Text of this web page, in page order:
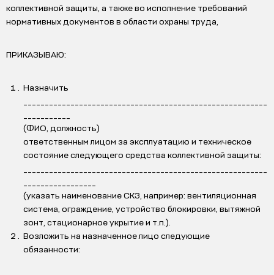
коллективной защиты, а также во исполнение требований
нормативных документов в области охраны труда,
ПРИКАЗЫВАЮ:
Назначить
(ФИО, должность)
ответственным лицом за эксплуатацию и техническое
состояние следующего средства коллективной защиты:
(указать наименование СКЗ, например: вентиляционная
система, ограждение, устройство блокировки, вытяжной
зонт, стационарное укрытие и т.п.).
Возложить на назначенное лицо следующие
обязанности: